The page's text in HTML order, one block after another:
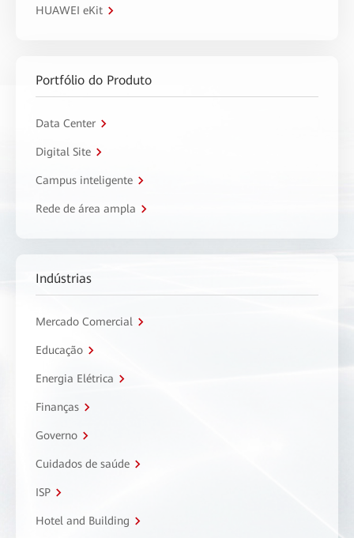
HUAWEI eKit
Portfólio do Produto
Data Center
Digital Site
Campus inteligente
Rede de área ampla
Indústrias
Mercado Comercial
Educação
Energia Elétrica
Finanças
Governo
Cuidados de saúde
ISP
Hotel and Building